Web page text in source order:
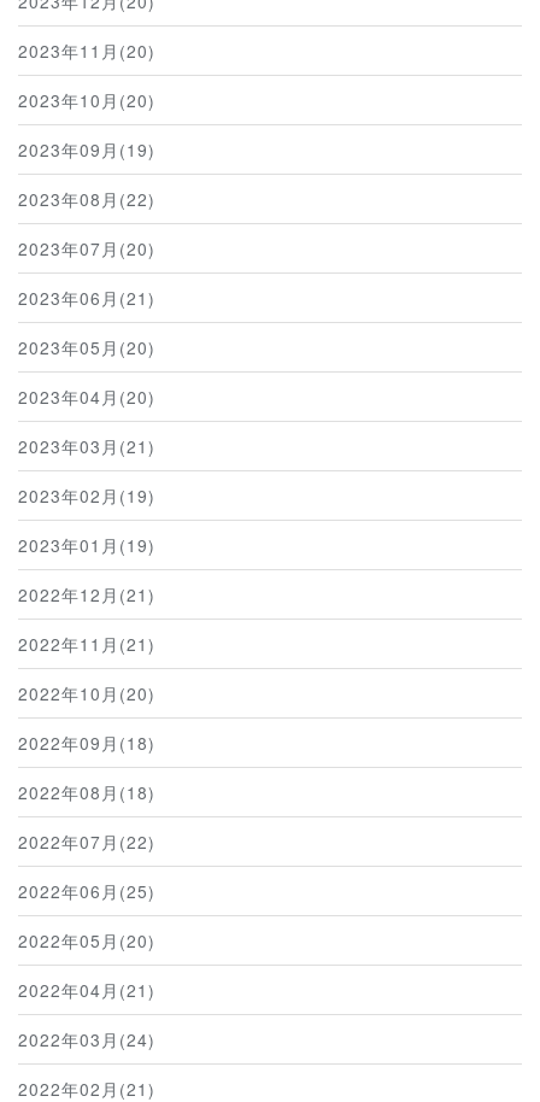
2023年11月(20)
2023年10月(20)
2023年09月(19)
2023年08月(22)
2023年07月(20)
2023年06月(21)
2023年05月(20)
2023年04月(20)
2023年03月(21)
2023年02月(19)
2023年01月(19)
2022年12月(21)
2022年11月(21)
2022年10月(20)
2022年09月(18)
2022年08月(18)
2022年07月(22)
2022年06月(25)
2022年05月(20)
2022年04月(21)
2022年03月(24)
2022年02月(21)